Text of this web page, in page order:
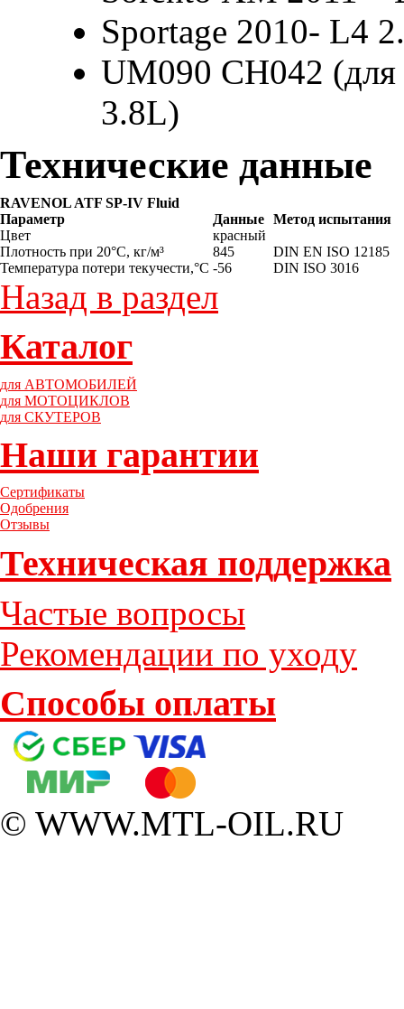
Sportage 2010- L4
UM090 CH042
3.8L)
Технические данные
RAVENOL ATF SP-IV Fluid
Параметр
Данные Метод испытания
Цвет
красный
Плотность при 20°C, кг/м³
845
DIN EN ISO 12185
Температура потери текучести,°C -56 DIN ISO 3016
Назад в раздел
Каталог
для АВТОМОБИЛЕЙ
для МОТОЦИКЛОВ
для СКУТЕРОВ
Наши гарантии
Сертификаты
Одобрения
Отзывы
Техническая поддержка
Частые вопросы
Рекомендации по уходу
Способы оплаты
© WWW.MTL-OIL.RU